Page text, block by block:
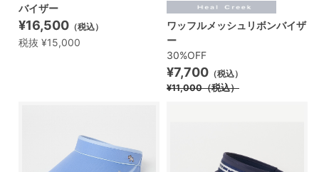
バイザー
¥16,500 （税込）
税抜 ¥15,000
ワッフルメッシュリボンバイザ
ー
30%OFF
¥7,700 （税込）
¥11,000（税込）